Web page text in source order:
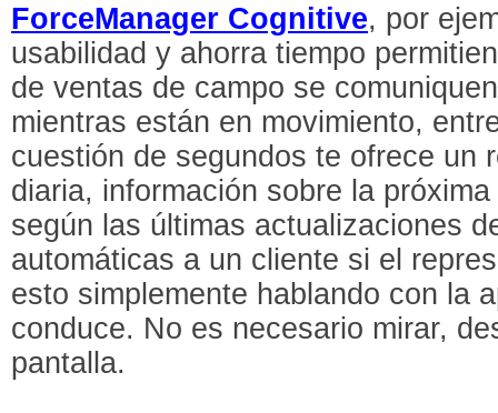
ForceManager Cognitive, por
usabilidad y ahorra tiempo
de ventas de campo se
mientras están en movimiento,
cuestión de segundos te ofrece un
diaria, información sobre la
según las últimas actualizaciones
automáticas a un cliente si el
esto simplemente hablando con la
conduce. No es necesario mirar,
pantalla.